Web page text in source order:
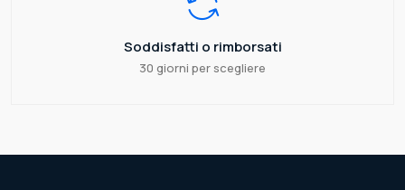
Soddisfatti o rimborsati
30 giorni per scegliere